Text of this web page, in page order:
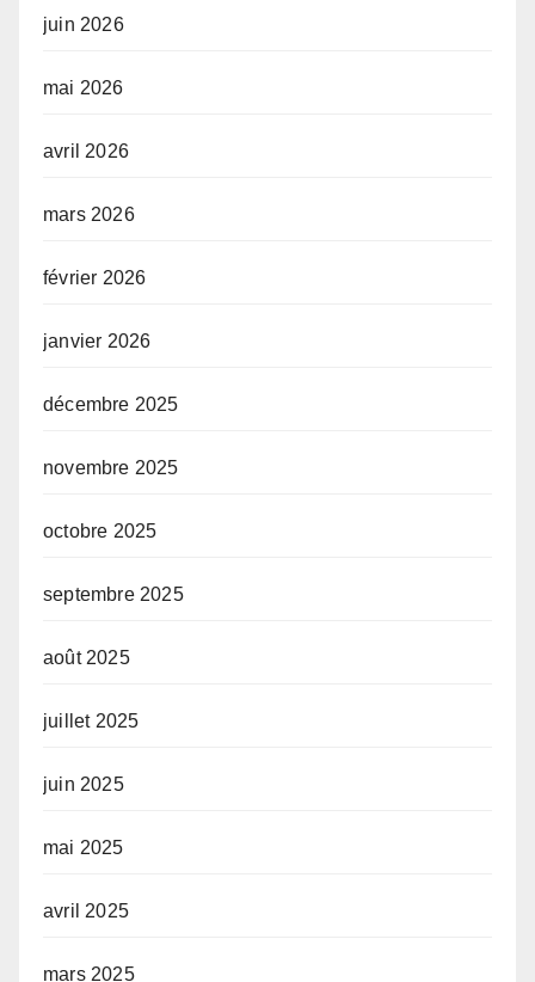
juin 2026
mai 2026
avril 2026
mars 2026
février 2026
janvier 2026
décembre 2025
novembre 2025
octobre 2025
septembre 2025
août 2025
juillet 2025
juin 2025
mai 2025
avril 2025
mars 2025